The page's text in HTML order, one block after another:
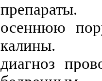
осеннюю
калины.
диагноз